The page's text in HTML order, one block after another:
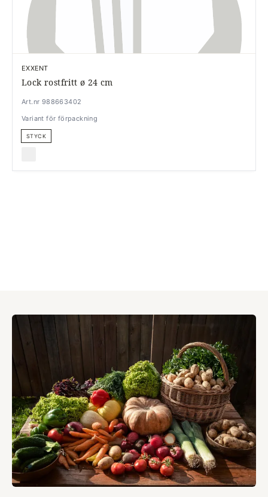
EXXENT
Lock rostfritt ø 24 cm
Art.nr 988663402
Variant för förpackning
STYCK